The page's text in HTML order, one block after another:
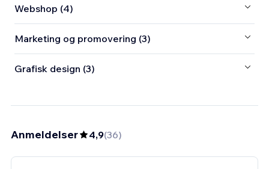
Webshop (4)
Marketing og promovering (3)
Grafisk design (3)
Anmeldelser 4,9(36)